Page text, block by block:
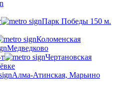
Парк Победы 150 м.
Коломенская
Медведково
Чертановская
Алма-Атинская, Марьино